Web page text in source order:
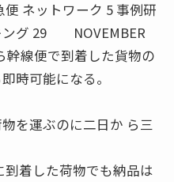
ネットワーク 5 事例研
ング 29 NOVEMBER
幹線便で到着した貨物の
時可能になる。
を運ぶのに二日か ら三
到着した荷物でも納品は